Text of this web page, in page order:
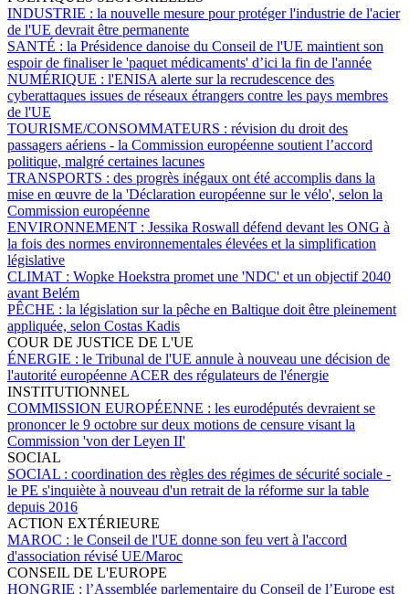
INDUSTRIE : la nouvelle mesure pour protéger l'industrie de l'acier
de l'UE devrait être permanente
SANTÉ : la Présidence danoise du Conseil de l'UE maintient son
espoir de finaliser le 'paquet médicaments' d’ici la fin de l'année
NUMÉRIQUE : l'ENISA alerte sur la recrudescence des
cyberattaques issues de réseaux étrangers contre les pays membres
de l'UE
TOURISME/CONSOMMATEURS : révision du droit des
passagers aériens - la Commission européenne soutient l’accord
politique, malgré certaines lacunes
TRANSPORTS : des progrès inégaux ont été accomplis dans la
mise en œuvre de la 'Déclaration européenne sur le vélo', selon la
Commission européenne
ENVIRONNEMENT : Jessika Roswall défend devant les ONG à
la fois des normes environnementales élevées et la simplification
législative
CLIMAT : Wopke Hoekstra promet une 'NDC' et un objectif 2040
avant Belém
PÊCHE : la législation sur la pêche en Baltique doit être pleinement
appliquée, selon Costas Kadis
COUR DE JUSTICE DE L'UE
ÉNERGIE : le Tribunal de l'UE annule à nouveau une décision de
l'autorité européenne ACER des régulateurs de l'énergie
INSTITUTIONNEL
COMMISSION EUROPÉENNE : les eurodéputés devraient se
prononcer le 9 octobre sur deux motions de censure visant la
Commission 'von der Leyen II'
SOCIAL
SOCIAL : coordination des règles des régimes de sécurité sociale -
le PE s'inquiète à nouveau d'un retrait de la réforme sur la table
depuis 2016
ACTION EXTÉRIEURE
MAROC : le Conseil de l'UE donne son feu vert à l'accord
d'association révisé UE/Maroc
CONSEIL DE L'EUROPE
HONGRIE : l’Assemblée parlementaire du Conseil de l’Europe est